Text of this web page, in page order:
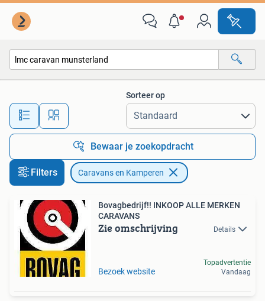
Alle afstanden…
Sorteer op
Bewaar je zoekopdracht
Filters Caravans en Kamperen
Bovagbedrijf!! INKOOP ALLE MERKEN
CARAVANS
Zie omschrijving Details
Bezoek website
Topadvertentie
Vandaag